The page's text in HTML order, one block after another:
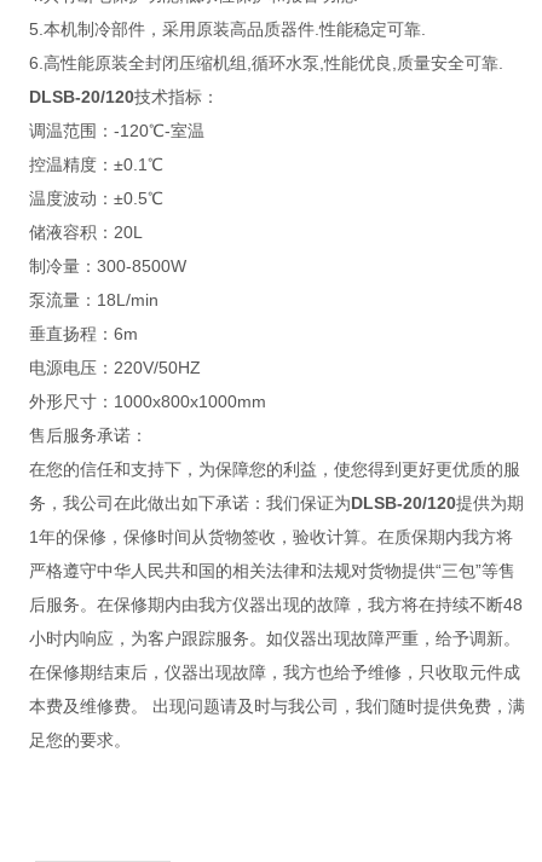
5.本机制冷部件，采用原装高品质器件.性能稳定可靠.
6.高性能原装全封闭压缩机组,循环水泵,性能优良,质量安全可靠.
DLSB-20/120技术指标：
调温范围：-120℃-室温
控温精度：±0.1℃
温度波动：±0.5℃
储液容积：20L
制冷量：300-8500W
泵流量：18L/min
垂直扬程：6m
电源电压：220V/50HZ
外形尺寸：1000x800x1000mm
售后服务承诺：
在您的信任和支持下，为保障您的利益，使您得到更好更优质的服
务，我公司在此做出如下承诺：我们保证为DLSB-20/120提供为期
1年的保修，保修时间从货物签收，验收计算。在质保期内我方将
严格遵守中华人民共和国的相关法律和法规对货物提供“三包”等售
后服务。在保修期内由我方仪器出现的故障，我方将在持续不断48
小时内响应，为客户跟踪服务。如仪器出现故障严重，给予调新。
在保修期结束后，仪器出现故障，我方也给予维修，只收取元件成
本费及维修费。 出现问题请及时与我公司，我们随时提供免费，满
足您的要求。